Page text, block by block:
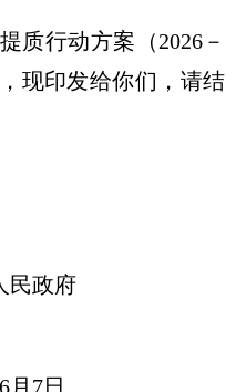
质行动方案（2026－
现印发给你们，请结
民政府
7日